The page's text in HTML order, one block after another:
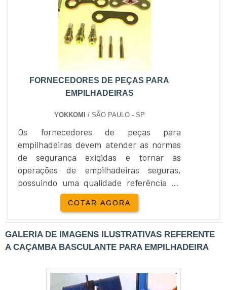
modelos, marcas e capacid....
FORNECEDORES DE PEÇAS PARA
EMPILHADEIRAS
YOKKOMI / SÃO PAULO - SP
Os fornecedores de peças para
empilhadeiras devem atender as normas
de segurança exigidas e tornar as
operações de empilhadeiras seguras,
possuindo uma qualidade referência no
mercado, para que toda e qualquer
possibilidade de falha seja descartada.
Existem várias marcas eficientes no
mercado, tais como Nissan, Hyster, Clark,
Yale, entre diversas outras.Principais
para empilhadeiras, Estrodo de LED, Si....
COTAR AGORA
GALERIA DE IMAGENS ILUSTRATIVAS REFERENTE
A CAÇAMBA BASCULANTE PARA EMPILHADEIRA